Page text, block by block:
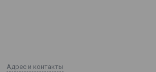
Адрес и контакты